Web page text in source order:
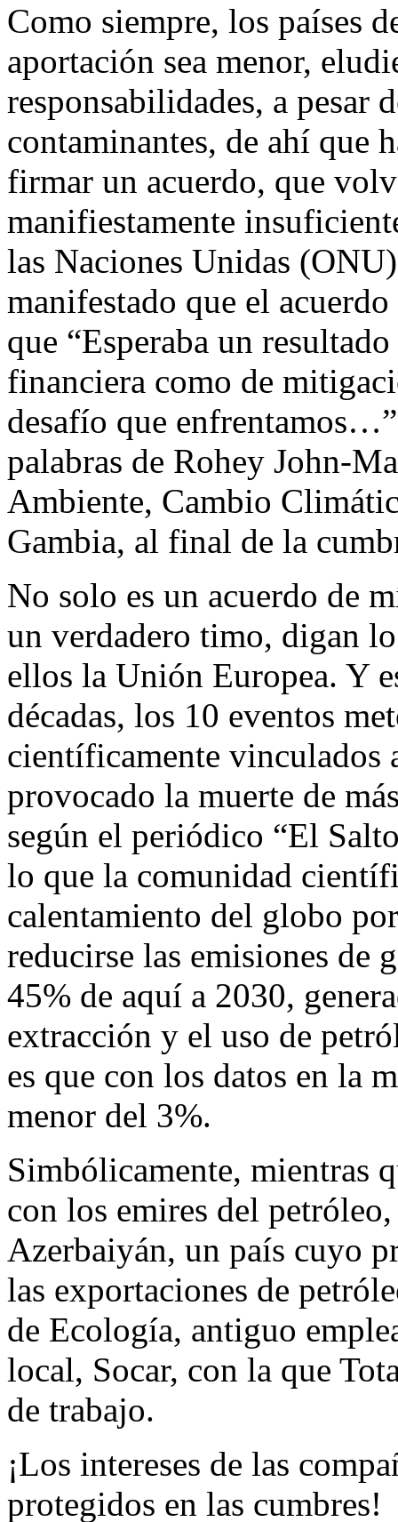
Como siempre, los países
aportación sea menor,
responsabilidades, a pesar
contaminantes, de ahí que
firmar un acuerdo, que
manifiestamente
las Naciones Unidas
manifestado que el
que “Esperaba un
financiera como de
desafío que
palabras de Rohey John-
Ambiente, Cambio
Gambia, al final de la
No solo es un acuerdo de
un verdadero timo, digan
ellos la Unión Europea. Y
décadas, los 10 eventos
científicamente vinculados
provocado la muerte de
según el periódico “El
lo que la comunidad
calentamiento del globo
reducirse las emisiones de
45% de aquí a 2030,
extracción y el uso de
es que con los datos en la
menor del 3%.
Simbólicamente, mientras
con los emires del
Azerbaiyán, un país cuyo
las exportaciones de
de Ecología, antiguo
local, Socar, con la que
de trabajo.
¡Los intereses de las
protegidos en las cumbres!